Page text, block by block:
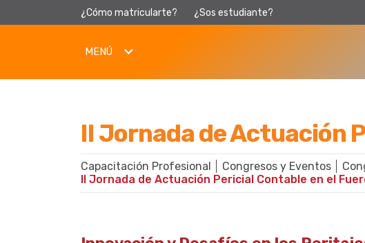
¿Cómo matricularte? ¿Sos estudiante?
MENÚ
II Jornada de Actuación
Capacitación Profesional Congresos y Eventos
II Jornada de Actuación Pericial Contable en el